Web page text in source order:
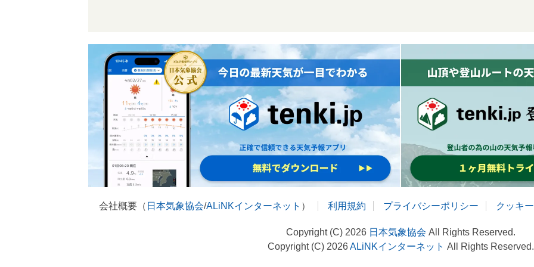
会社概要（ 日本気象協会/ALiNKインターネット ） 利用規約 プライバシーポリシー クッキ
Copyright (C) 2026 日本気象協会 All Rights Reserved.
Copyright (C) 2026ALiNKインターネット All Rights Reserved.